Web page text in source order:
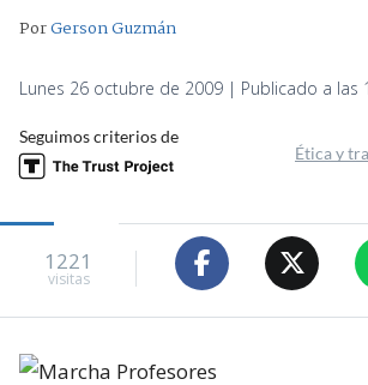
PorGerson Guzmán
Lunes 26 octubre de 2009 | Publicado a las
Seguimos criterios de
Ética y
1221
visitas